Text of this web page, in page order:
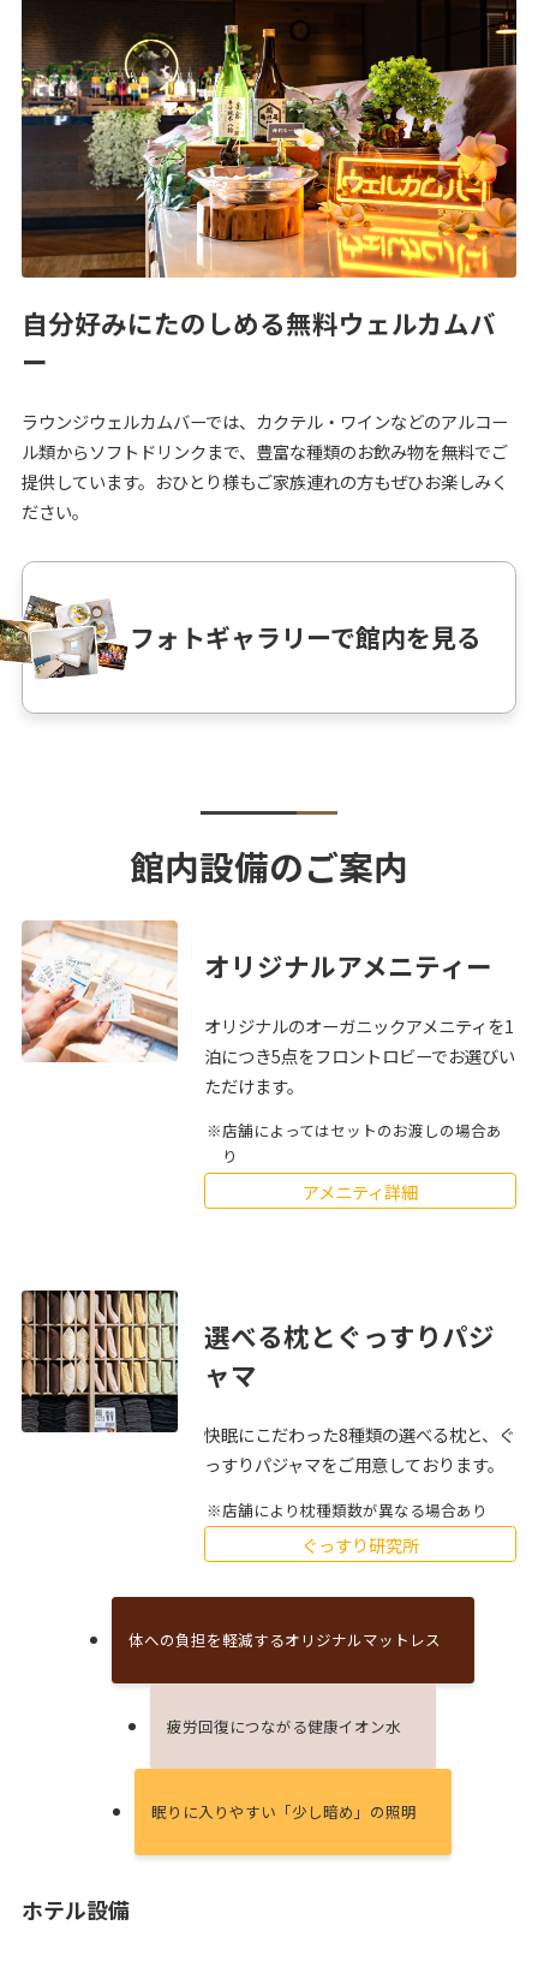
自分好みにたのしめる無料ウェルカムバ
ー
ラウンジウェルカムバーでは、カクテル・ワインなどのアルコー
ル類からソフトドリンクまで、豊富な種類のお飲み物を無料でご
提供しています。おひとり様もご家族連れの方もぜひお楽しみく
ださい。
フォトギャラリーで館内を見る
館内設備のご案内
オリジナルアメニティー
オリジナルのオーガニックアメニティを1
泊につき5点をフロントロビーでお選びい
ただけます。
店舗によってはセットのお渡しの場合あ
り
アメニティ詳細
選べる枕とぐっすりパジ
ャマ
快眠にこだわった8種類の選べる枕と、ぐ
っすりパジャマをご用意しております。
店舗により枕種類数が異なる場合あり
ぐっすり研究所
体への負担を軽減するオリジナルマットレス
疲労回復につながる健康イオン⽔
眠りに⼊りやすい「少し暗め」の照明
ホテル設備